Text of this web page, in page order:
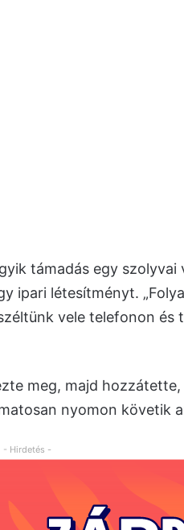
támadás egy szolyvai
ipari létesítményt.
vele telefonon és
meg, majd
nyomon követik
- Hirdetés -